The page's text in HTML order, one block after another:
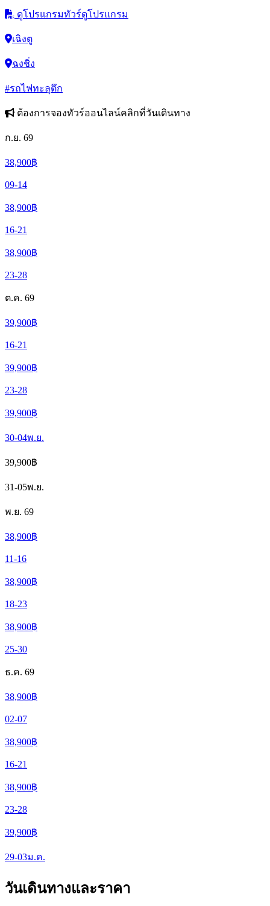
ดูโปรแกรมทัวร์ดูโปรแกรม
เฉิงตู
ฉงชิ่ง
#รถไฟทะลุตึก
ต้องการจองทัวร์ออนไลน์คลิกที่วันเดินทาง
ก.ย. 69
38,900฿
09-14
38,900฿
16-21
38,900฿
23-28
ต.ค. 69
39,900฿
16-21
39,900฿
23-28
39,900฿
30-04พ.ย.
39,900฿
31-05พ.ย.
พ.ย. 69
38,900฿
11-16
38,900฿
18-23
38,900฿
25-30
ธ.ค. 69
38,900฿
02-07
38,900฿
16-21
38,900฿
23-28
39,900฿
29-03ม.ค.
วันเดินทางและราคา